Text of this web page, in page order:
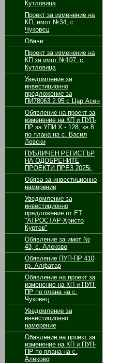
Кутловица
Проект за изменение на
КП, имот №34, с.
Чуковец
Обяви
Проект за изменение на
КП за имот №107, с.
Кутловица
Уведомление за
инвестиционно
предложение за
ПИ78063.2.95 с Цар Асен
Обявление на проект за
изменение на КП и ПУП-
ПР за УПИ Х - 128, кв.8
по плана на с. Васил
Левски
ПУБЛИЧЕН РЕГИСТЪР
НА ОДОБРЕНИТЕ
ПРОЕКТИ ПРЕЗ 2025г.
Обява за инвестиционно
намерение
Уведомление за
инвестиционно
предложение от ЕТ
"АГРОСТАР-Христо
Куртев"
Обявление за имот №
43, с. Алеково
Обявление ПУП-ПР 410
гр. Алфатар
Обявление на проект за
изменение на КП и ПУП-
ПР по плана на с.
Чуковец
Уведомление за
инвестиционно
намерение
Обявление на проект за
изменение на КП и ПУП-
ПР по плана на с.
Алеково